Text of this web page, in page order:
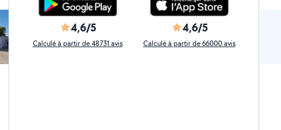
4,6/5
Calculé à partir de 48731 avis
4,6/5
Calculé à partir de 66000 avis